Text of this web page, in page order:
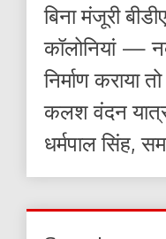
बिना मंजूरी
कॉलोनियां —
निर्माण कराया तो
कलश वंदन
धर्मपाल सिंह,